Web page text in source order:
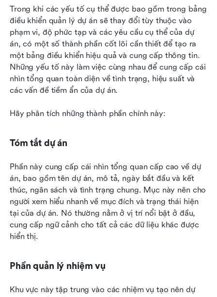
Trong khi các yếu tố cụ thể được bao gồm trong bảng
điều khiển quản lý dự án sẽ thay đổi tùy thuộc vào
phạm vi, độ phức tạp và các yêu cầu cụ thể của dự
án, có một số thành phần cốt lõi cần thiết để tạo ra
một bảng điều khiển hiệu quả và cung cấp thông tin.
Những yếu tố này làm việc cùng nhau để cung cấp cái
nhìn tổng quan toàn diện về tình trạng, hiệu suất và
các vấn đề tiềm ẩn của dự án.
Hãy phân tích những thành phần chính này:
Tóm tắt dự án
Phần này cung cấp cái nhìn tổng quan cấp cao về dự
án, bao gồm tên dự án, mô tả, ngày bắt đầu và kết
thúc, ngân sách và tình trạng chung. Mục này nên cho
người xem hiểu nhanh về mục đích và trạng thái hiện
tại của dự án. Nó thường nằm ở vị trí nổi bật ở đầu,
cung cấp ngữ cảnh cho tất cả các dữ liệu khác được
hiển thị.
Phần quản lý nhiệm vụ
Khu vực này tập trung vào các nhiệm vụ tạo nên dự